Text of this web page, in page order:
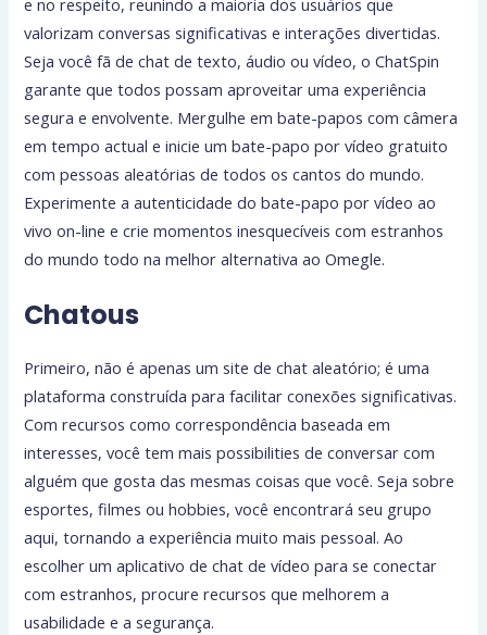
valorizam conversas significativas e interações divertidas.
Seja você fã de chat de texto, áudio ou vídeo, o ChatSpin
garante que todos possam aproveitar uma experiência
segura e envolvente. Mergulhe em bate-papos com câmera
em tempo actual e inicie um bate-papo por vídeo gratuito
com pessoas aleatórias de todos os cantos do mundo.
Experimente a autenticidade do bate-papo por vídeo ao
vivo on-line e crie momentos inesquecíveis com estranhos
do mundo todo na melhor alternativa ao Omegle.
Chatous
Primeiro, não é apenas um site de chat aleatório; é uma
plataforma construída para facilitar conexões significativas.
Com recursos como correspondência baseada em
interesses, você tem mais possibilities de conversar com
alguém que gosta das mesmas coisas que você. Seja sobre
esportes, filmes ou hobbies, você encontrará seu grupo
aqui, tornando a experiência muito mais pessoal. Ao
escolher um aplicativo de chat de vídeo para se conectar
com estranhos, procure recursos que melhorem a
usabilidade e a segurança.